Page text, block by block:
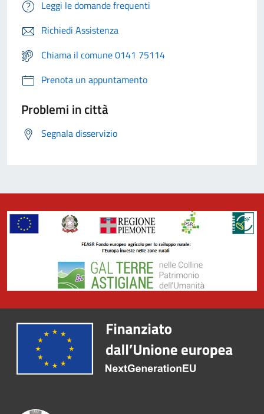
Leggi le domande frequenti
Richiedi Assistenza
Chiama il comune 0141 75114
Prenota un appuntamento
Problemi in città
Segnala disservizio